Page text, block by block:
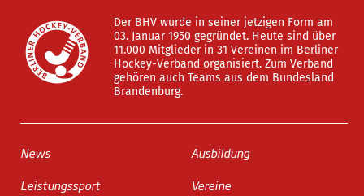
Der BHV wurde in seiner jetzigen Form am
03. Januar 1950 gegründet. Heute sind über
11.000 Mitglieder in 31 Vereinen im Berliner
Hockey-Verband organisiert. Zum Verband
gehören auch Teams aus dem Bundesland
Brandenburg.
News
Leistungssport
Ausbildung
Vereine